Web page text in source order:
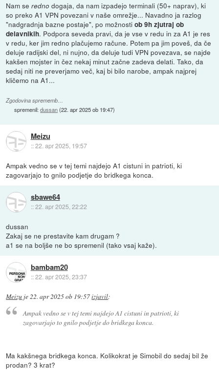
Nam seredno dogaja, da nam izpadejo terminali (50+ naprav), ki
so preko A1 VPN povezani v naše omrežje... Navadno ja razlog
"nadgradnja bazne postaje", po možnostiob 9h zjutraj ob
delavnikih. Podpora seveda pravi, da je vse v redu in za A1 je res
v redu, ker jim redno plačujemo račune. Potem pa jim poveš, da če
deluje radijski del, ni nujno, da deluje tudi VPN povezava, se najde
kakšen mojster in čez nekaj minut začne zadeva delati. Tako, da
sedaj niti ne preverjamo več, kaj bi bilo narobe, ampak najprej
kličemo na A1...
Zgodovina sprememb…
spremenil:dussan(22. apr 2025 ob 19:47)
Meizu
::22. apr 2025, 19:57
Ampak vedno se v tej temi najdejo A1 cistuni in patrioti, ki
zagovarjajo to gnilo podjetje do bridkega konca.
sbawe64
::22. apr 2025, 22:22
dussan
Zakaj se ne prestavite kam drugam ?
a1 se na boljše ne bo spremenil (tako vsaj kaže).
bambam20
::22. apr 2025, 23:37
Meizu je22. apr 2025 ob 19:57izjavil:
Ampak vedno se v tej temi najdejo A1 cistuni in patrioti, ki
zagovarjajo to gnilo podjetje do bridkega konca.
Ma kakšnega bridkega konca. Kolikokrat je Simobil do sedaj bil že
prodan? 3 krat?